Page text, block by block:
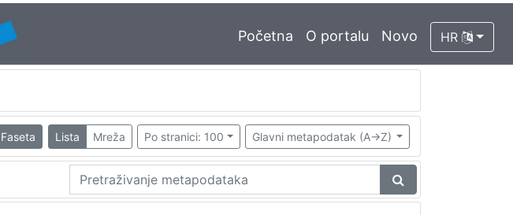
Početna O portalu Novo HR
Faseta Lista Mreža Po stranici: 100 Glavni metapodatak (A->Z)